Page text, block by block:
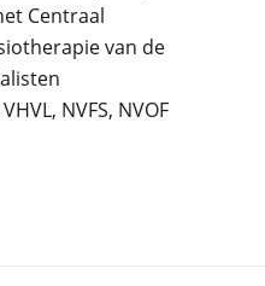
Centraal
van de
NVFS, NVOF